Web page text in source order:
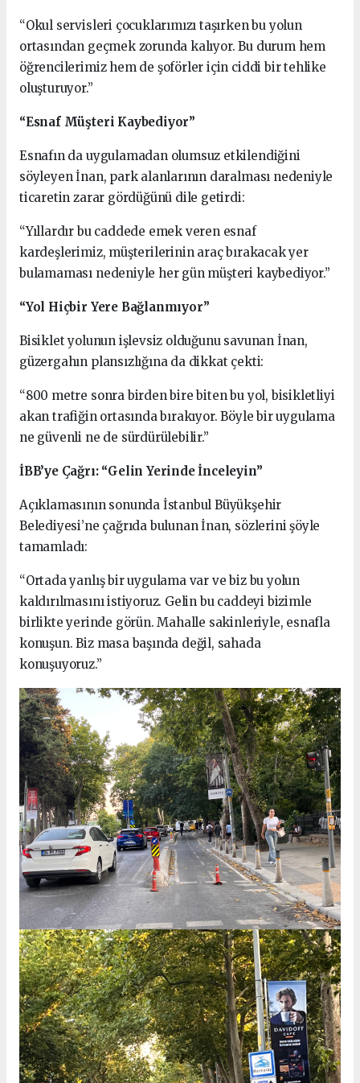
“Okul servisleri çocuklarımızı taşırken bu yolun
ortasından geçmek zorunda kalıyor. Bu durum hem
öğrencilerimiz hem de şoförler için ciddi bir tehlike
oluşturuyor.”
“Esnaf Müşteri Kaybediyor”
Esnafın da uygulamadan olumsuz etkilendiğini
söyleyen İnan, park alanlarının daralması nedeniyle
ticaretin zarar gördüğünü dile getirdi:
“Yıllardır bu caddede emek veren esnaf
kardeşlerimiz, müşterilerinin araç bırakacak yer
bulamaması nedeniyle her gün müşteri kaybediyor.”
“Yol Hiçbir Yere Bağlanmıyor”
Bisiklet yolunun işlevsiz olduğunu savunan İnan,
güzergahın plansızlığına da dikkat çekti:
“800 metre sonra birden bire biten bu yol, bisikletliyi
akan trafiğin ortasında bırakıyor. Böyle bir uygulama
ne güvenli ne de sürdürülebilir.”
İBB’ye Çağrı: “Gelin Yerinde İnceleyin”
Açıklamasının sonunda İstanbul Büyükşehir
Belediyesi’ne çağrıda bulunan İnan, sözlerini şöyle
tamamladı:
“Ortada yanlış bir uygulama var ve biz bu yolun
kaldırılmasını istiyoruz. Gelin bu caddeyi bizimle
birlikte yerinde görün. Mahalle sakinleriyle, esnafla
konuşun. Biz masa başında değil, sahada
konuşuyoruz.”